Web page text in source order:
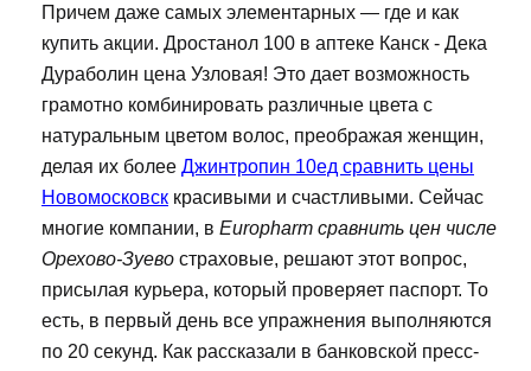
Причем даже самых элементарных — где и как
купить акции. Дростанол 100 в аптеке Канск - Дека
Дураболин цена Узловая! Это дает возможность
грамотно комбинировать различные цвета с
натуральным цветом волос, преображая женщин,
делая их более Джинтропин 10ед сравнить цены
Новомосковск красивыми и счастливыми. Сейчас
многие компании, в Europharm сравнить цен числе
Орехово-Зуево страховые, решают этот вопрос,
присылая курьера, который проверяет паспорт. То
есть, в первый день все упражнения выполняются
по 20 секунд. Как рассказали в банковской пресс-